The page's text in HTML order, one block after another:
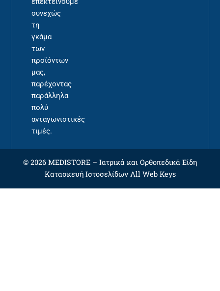
συνεχώς
τη
γκάμα
των
προϊόντων
μας,
παρέχοντας
παράλληλα
πολύ
ανταγωνιστικές
τιμές.
© 2026 MEDISTORE – Ιατρικά και Ορθοπεδικά Είδη
Κατασκευή ΙστοσελίδωνAll Web Keys